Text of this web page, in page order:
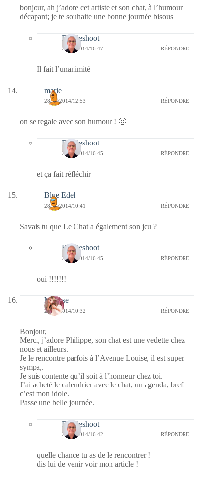
bonjour, ah j’adore cet artiste et son chat, à l’humour
décapant; je te souhaite une bonne journée bisous
Bernieshoot
29/10/2014/16:47 RÉPONDRE
Il fait l’unanimité
marie
28/10/2014/12:53 RÉPONDRE
on se regale avec son humour ! 🙂
Bernieshoot
29/10/2014/16:45 RÉPONDRE
et ça fait réfléchir
Blue Edel
28/10/2014/10:41 RÉPONDRE
Savais tu que Le Chat a également son jeu ?
Bernieshoot
29/10/2014/16:45 RÉPONDRE
oui !!!!!!!
Mousse
28/10/2014/10:32 RÉPONDRE
Bonjour,
Merci, j’adore Philippe, son chat est une vedette chez
nous et ailleurs.
Je le rencontre parfois à l’Avenue Louise, il est super
sympa,.
Je suis contente qu’il soit à l’honneur chez toi.
J’ai acheté le calendrier avec le chat, un agenda, bref,
c’est mon idole.
Passe une belle journée.
Bernieshoot
29/10/2014/16:42 RÉPONDRE
quelle chance tu as de le rencontrer !
dis lui de venir voir mon article !